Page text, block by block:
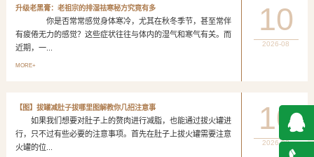
升级老黑膏：老祖宗的排湿祛寒秘方究竟有多
你是否常常感觉身体寒冷，尤其在秋冬季节，甚至常伴
有疲倦无力的感觉？这些症状往往与体内的湿气和寒气有关。而
近期，一...
MORE+
10
2026-08
【图】拔罐减肚子拔哪里图解教你几招注意事
如果我们想要对肚子上的赘肉进行减脂，也能通过拔火罐进
行，只不过有些必要的注意事项。首先在肚子上拔火罐需要注意
火罐的位...
10
2026-08